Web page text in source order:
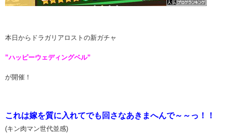
本日からドラガリアロストの新ガチャ
”ハッピーウェディングベル”
が開催！
これは嫁を質に入れてでも回さなあきまへんで～～っ！！
(キン肉マン世代並感)